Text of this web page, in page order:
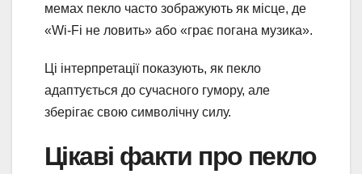
мемах пекло часто зображують як місце, де
«Wi-Fi не ловить» або «грає погана музика».
Ці інтерпретації показують, як пекло
адаптується до сучасного гумору, але
зберігає свою символічну силу.
Цікаві факти про пекло